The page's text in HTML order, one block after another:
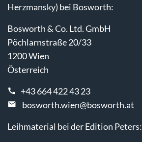
Herzmansky) bei Bosworth:
Bosworth & Co. Ltd. GmbH
Pöchlarnstraße 20/33
1200 Wien
Österreich
+43 664 422 43 23
bosworth.wien@bosworth.at
Leihmaterial bei der Edition Peters: